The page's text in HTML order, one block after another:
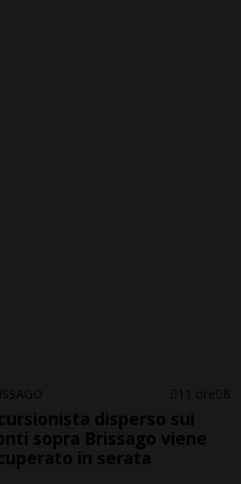
11 ore 8
disperso sui
sopra Brissago viene
in serata